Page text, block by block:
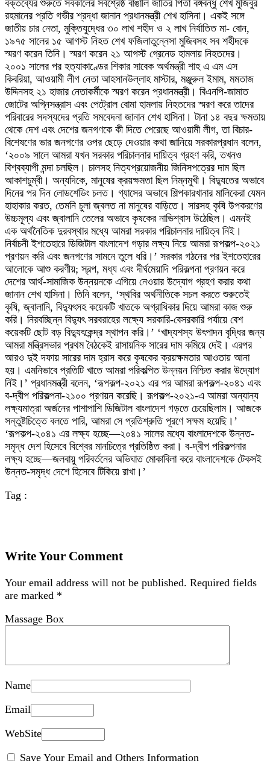
বক্তব্যের শুরুতে সর্বকালের সর্বশ্রেষ্ঠ বাঙালি জাতির পিতা বঙ্গবন্ধু শেখ মুজিবুর
রহমানের প্রতি গভীর শ্রদ্ধা জানান প্রধানমন্ত্রী শেখ হাসিনা। একই সঙ্গে
জাতীয় চার নেতা, মুক্তিযুদ্ধের ৩০ লাখ শহীদ ও ২ লাখ নির্যাতিত মা- বোন,
১৯৭৫ সালের ১৫ আগস্ট নিহত শেখ ফজিলাতুন্নেসা মুজিবসহ সব শহীদকে
স্মরণ করেন তিনি। স্মরণ করেন ২১ আগস্ট গ্রেনেড হামলায় নিহতদের।
২০০১ সালের পর হত্যাকাণ্ডের শিকার সাবেক অর্থমন্ত্রী শাহ এ এম এস
কিবরিয়া, আওয়ামী লীগ নেতা আহসানউল্লাহ মাস্টার, মঞ্জুরুল ইমাম, মমতাজ
উদ্দিনসহ ২১ হাজার নেতাকর্মীকে স্মরণ করেন প্রধানমন্ত্রী। বিএনপি-জামাত
জোটের অগ্নিসন্ত্রাস এবং পেট্রোল বোমা হামলায় নিহতদের স্মরণ করে তাদের
পরিবারের সদস্যদের প্রতি সমবেদনা জানান শেখ হাসিনা। টানা ১৪ বছর ক্ষমতায়
থেকে দেশ এবং দেশের জনগণকে কী দিতে পেরেছে আওয়ামী লীগ, তা বিচার-
বিশেষণের ভার জনগণের ওপর ছেড়ে দেওয়ার কথা জানিয়ে সরকারপ্রধান বলেন,
‘২০০৯ সালে আমরা যখন সরকার পরিচালনার দায়িত্ব গ্রহণ করি, তখনও
বিশ্বব্যাপী মন্দা চলছিল। চালসহ নিত্যপ্রয়োজনীয় জিনিসপত্রের দাম ছিল
আকাশচুম্বী। অন্যদিকে, মানুষের ক্রয়ক্ষমতা ছিল নিম্নমুখী। বিদ্যুতের অভাবে
দিনের পর দিন লোডশেডিং চলত। গ্যাসের অভাবে শিল্পকারখানার মালিকেরা যেমন
হাহাকার করত, তেমনি চুলা জ্বলত না মানুষের বাড়িতে। সারসহ কৃষি উপকরণের
উচ্চমূল্য এবং জ্বালানি তেলের অভাবে কৃষকের নাভিশ্বাস উঠেছিল। এমনই
এক অর্থনৈতিক দুরবস্থার মধ্যে আমরা সরকার পরিচালনার দায়িত্ব নিই।
নির্বাচনী ইশতেহারে ডিজিটাল বাংলাদেশ গড়ার লক্ষ্য নিয়ে আমরা রূপকল্প-২০২১
প্রণয়ন করি এবং জনগণের সামনে তুলে ধরি।’ সরকার গঠনের পর ইশতেহারের
আলোকে আশু করণীয়; স্বল্প, মধ্য এবং দীর্ঘমেয়াদি পরিকল্পনা প্রণয়ন করে
দেশের আর্থ-সামাজিক উন্নয়নকে এগিয়ে নেওয়ার উদ্যোগ গ্রহণ করার কথা
জানান শেখ হাসিনা। তিনি বলেন, ‘স্থবির অর্থনীতিকে সচল করতে শুরুতেই
কৃষি, জ্বালানি, বিদ্যুৎসহ কয়েকটি খাতকে অগ্রাধিকার দিয়ে আমরা কাজ শুরু
করি। নিরবচ্ছিন্ন বিদ্যুৎ সরবরাহের লক্ষ্যে সরকারি-বেসরকারি পর্যায়ে বেশ
কয়েকটি ছোট বড় বিদ্যুৎকেন্দ্র স্থাপন করি।’ ‘খাদ্যশস্য উৎপাদন বৃদ্ধির জন্য
আমরা মন্ত্রিসভার প্রথম বৈঠকেই রাসায়নিক সারের দাম কমিয়ে দেই। এরপর
আরও দুই দফায় সারের দাম হ্রাস করে কৃষকের ক্রয়ক্ষমতার আওতায় আনা
হয়। এমনিভাবে প্রতিটি খাতে আমরা পরিকল্পিত উন্নয়ন নিশ্চিত করার উদ্যোগ
নিই।’ প্রধানমন্ত্রী বলেন, ‘রূপকল্প-২০২১ এর পর আমরা রূপকল্প-২০৪১ এবং
ব-দ্বীপ পরিকল্পনা-২১০০ প্রণয়ন করেছি। রূপকল্প-২০২১-এ আমরা অন্যান্য
লক্ষ্যমাত্রা অর্জনের পাশাপাশি ডিজিটাল বাংলাদেশ গড়তে চেয়েছিলাম। আজকে
সন্তুষ্টচিত্তে বলতে পারি, আমরা সে প্রতিশ্রুতি পূরণে সক্ষম হয়েছি।’
‘রূপকল্প-২০৪১ এর লক্ষ্য হচ্ছে—২০৪১ সালের মধ্যে বাংলাদেশকে উন্নত-
সমৃদ্ধ দেশ হিসেবে বিশ্বের মানচিত্রে প্রতিষ্ঠিত করা। ব-দ্বীপ পরিকল্পনার
লক্ষ্য হচ্ছে—জলবায়ু পরিবর্তনের অভিঘাত মোকাবিলা করে বাংলাদেশকে টেকসই
উন্নত-সমৃদ্ধ দেশে হিসেবে টিকিয়ে রাখা।’
Tag :
Write Your Comment
Your email address will not be published. Required fields
are marked *
Massage Box
Name
Email
WebSite
Save Your Email and Others Information